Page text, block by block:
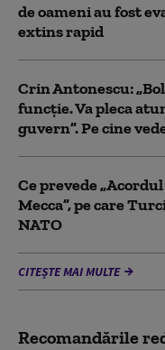
de oameni au fost
extins rapid
Crin Antonescu:
funcție. Va pleca
guvern”. Pe cine
Ce prevede
Mecca”, pe care
NATO
CITEȘTE MAI MULTE
Recomandările